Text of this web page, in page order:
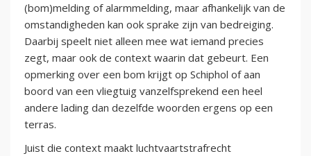
(bom)melding of alarmmelding, maar afhankelijk van de
omstandigheden kan ook sprake zijn van bedreiging.
Daarbij speelt niet alleen mee wat iemand precies
zegt, maar ook de context waarin dat gebeurt. Een
opmerking over een bom krijgt op Schiphol of aan
boord van een vliegtuig vanzelfsprekend een heel
andere lading dan dezelfde woorden ergens op een
terras.
Juist die context maakt luchtvaartstrafrecht